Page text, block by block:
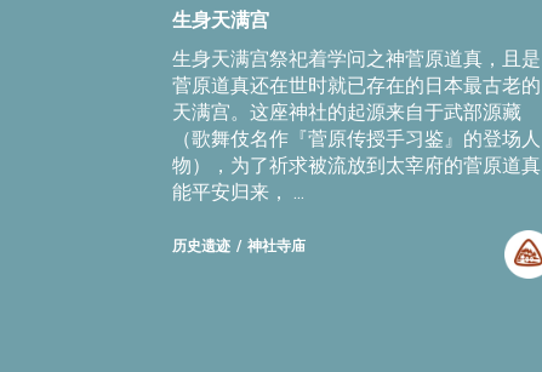
生身天满宫
生身天满宫祭祀着学问之神菅原道真，且是
菅原道真还在世时就已存在的日本最古老的
天满宫。这座神社的起源来自于武部源藏
（歌舞伎名作『菅原传授手习鉴』的登场人
物），为了祈求被流放到太宰府的菅原道真
能平安归来， ...
历史遗迹 神社寺庙